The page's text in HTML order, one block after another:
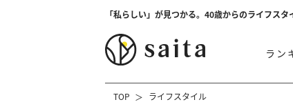
「私らしい」が見つかる。40歳からのライフスタ
ラン
TOP ライフスタイル